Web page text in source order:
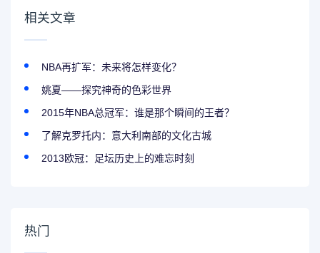
相关文章
NBA再扩军：未来将怎样变化？
姚夏——探究神奇的色彩世界
2015年NBA总冠军：谁是那个瞬间的王者？
了解克罗托内：意大利南部的文化古城
2013欧冠：足坛历史上的难忘时刻
热门